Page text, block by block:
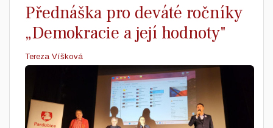
Přednáška pro deváté ročníky
„Demokracie a její hodnoty"
Tereza Víšková